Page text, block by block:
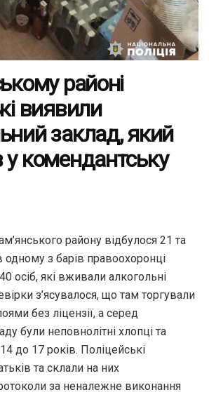
районі
виявили
заклад, який
комендантську
району відбулося 21 та
одному з барів правоохоронці
осіб, які вживали алкогольні
з’ясувалося, що там торгували
без ліцензії, а серед
були неповнолітні хлопці та
до 17 років. Поліцейські
та склали на них
за неналежне виконання